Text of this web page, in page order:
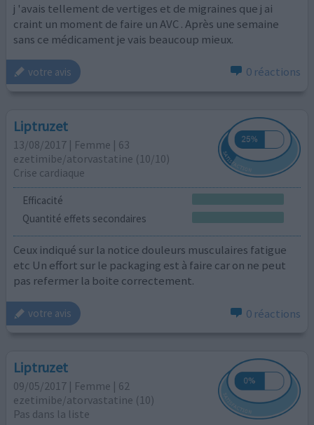
j 'avais tellement de vertiges et de migraines que j ai
craint un moment de faire un AVC . Après une semaine
sans ce médicament je vais beaucoup mieux.
votre avis 0 réactions
Liptruzet
13/08/2017 | Femme | 63
ezetimibe/atorvastatine (10/10)
Crise cardiaque
Efficacité
Quantité effets secondaires
Ceux indiqué sur la notice douleurs musculaires fatigue
etc Un effort sur le packaging est à faire car on ne peut
pas refermer la boite correctement.
votre avis 0 réactions
Liptruzet
09/05/2017 | Femme | 62
ezetimibe/atorvastatine (10)
Pas dans la liste